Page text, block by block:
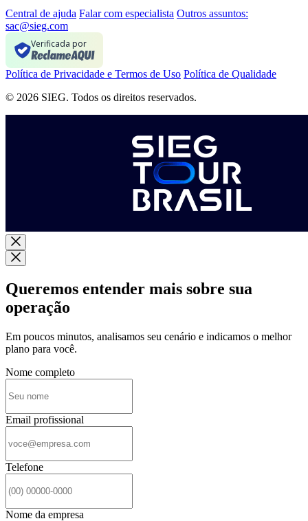
Central de ajuda Falar com especialista Outros assuntos:
sac@sieg.com
Verificada por
Política de Privacidade e Termos de Uso Política de Qualidade
© 2026 SIEG. Todos os direitos reservados.
Queremos entender mais sobre sua
operação
Em poucos minutos, analisamos seu cenário e indicamos o melhor
plano para você.
Nome completo
Email profissional
Telefone
Nome da empresa